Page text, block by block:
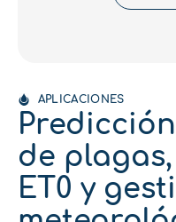
APLICACIONES
de
ET0 y